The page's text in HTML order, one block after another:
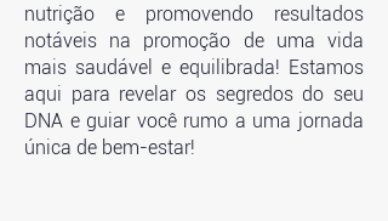
nutrição e promovendo resultados
notáveis na promoção de uma vida
mais saudável e equilibrada! Estamos
aqui para revelar os segredos do seu
DNA e guiar você rumo a uma jornada
única de bem-estar!